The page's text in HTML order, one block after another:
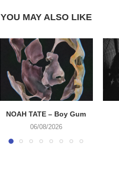
YOU MAY ALSO LIKE
NOAH TATE – Boy Gum
06/08/2026